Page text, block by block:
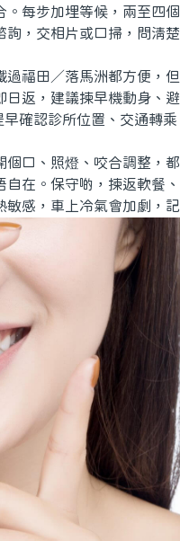
每步加埋等候，兩至四個
，交相片或口掃，問清
福田／落馬洲都方便，
返，建議揀早機動身、
確認診所位置、交通轉
口、照燈、咬合調整，
在。保守啲，揀返軟餐、
感，車上冷氣會加劇，